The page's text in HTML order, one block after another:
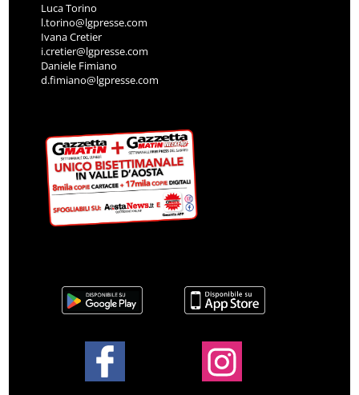
Luca Torino
l.torino@lgpresse.com
Ivana Cretier
i.cretier@lgpresse.com
Daniele Fimiano
d.fimiano@lgpresse.com